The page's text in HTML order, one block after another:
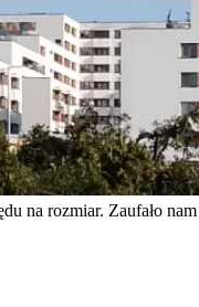
na rozmiar. Zaufało